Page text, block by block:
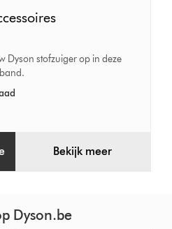
Dyson stofzuiger op in deze
Bekijk meer
Dyson.be